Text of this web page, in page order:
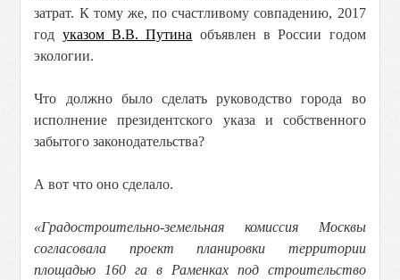
затрат. К тому же, по счастливому совпадению, 2017
год указом В.В. Путина объявлен в России годом
экологии.
Что должно было сделать руководство города во
исполнение президентского указа и собственного
забытого законодательства?
А вот что оно сделало.
«Градостроительно-земельная комиссия Москвы
согласовала проект планировки территории
площадью 160 га в Раменках под строительство